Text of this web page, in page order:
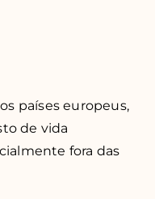
países europeus,
de vida
fora das